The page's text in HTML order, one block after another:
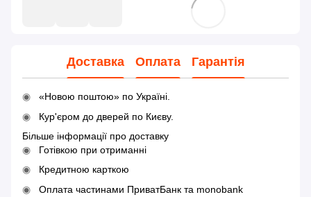
Доставка Оплата Гарантія
«Новою поштою» по Україні.
Кур'єром до дверей по Києву.
Більше інформації про доставку
Готівкою при отриманні
Кредитною карткою
Оплата частинами ПриватБанк та monobank